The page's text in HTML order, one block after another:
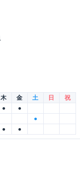
木 金 土 日
祝
●
●
●
● ●